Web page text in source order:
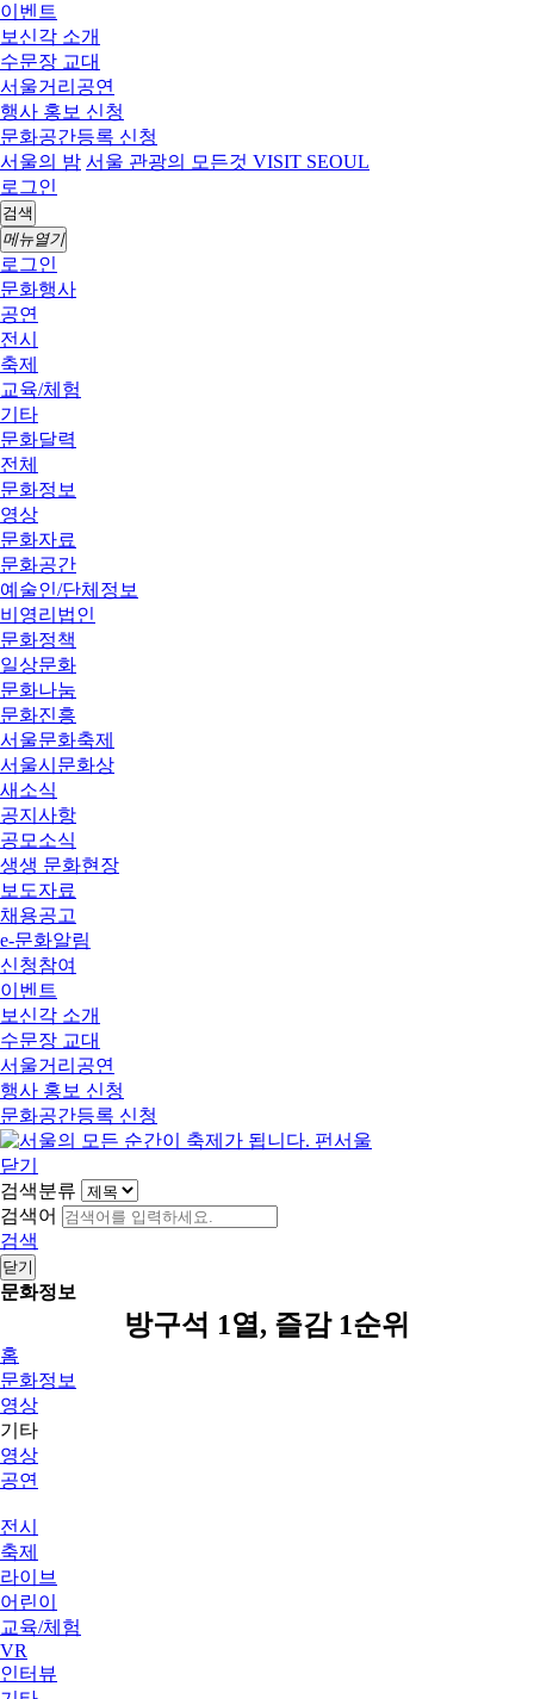
이벤트
보신각 소개
수문장 교대
서울거리공연
행사 홍보 신청
문화공간등록 신청
서울의 밤 서울 관광의 모든것 VISIT SEOUL
로그인
검색
메뉴열기
로그인
문화행사
공연
전시
축제
교육/체험
기타
문화달력
전체
문화정보
영상
문화자료
문화공간
예술인/단체정보
비영리법인
문화정책
일상문화
문화나눔
문화진흥
서울문화축제
서울시문화상
새소식
공지사항
공모소식
생생 문화현장
보도자료
채용공고
e-문화알림
신청참여
이벤트
보신각 소개
수문장 교대
서울거리공연
행사 홍보 신청
문화공간등록 신청
닫기
검색분류
검색어
검색
닫기
문화정보
방구석 1열, 즐감 1순위
홈
문화정보
영상
기타
영상
공연
전시
축제
라이브
어린이
교육/체험
VR
인터뷰